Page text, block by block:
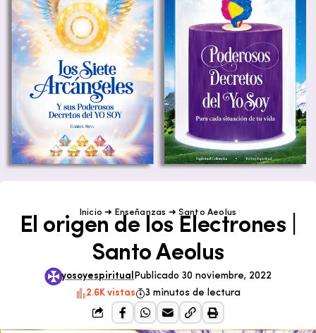
Inicio ➜ Enseñanzas ➜ Santo Aeolus
El origen de los Electrones |
Santo Aeolus
yosoyespiritual Publicado 30 noviembre, 2022
2.6K vistas
3 minutos de lectura